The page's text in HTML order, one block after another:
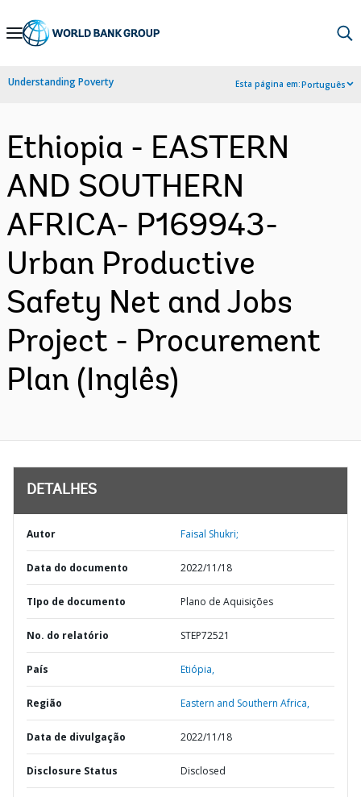
Skip
Navigation
Understanding Poverty Esta página em:Português
Ethiopia - EASTERN
AND SOUTHERN
AFRICA- P169943-
Urban Productive
Safety Net and Jobs
Project - Procurement
Plan (Inglês)
DETALHES
Autor Faisal Shukri;
Data do documento 2022/11/18
TIpo de documento Plano de Aquisições
No. do relatório STEP72521
País Etiópia,
Região Eastern and Southern Africa,
Data de divulgação 2022/11/18
Disclosure Status Disclosed